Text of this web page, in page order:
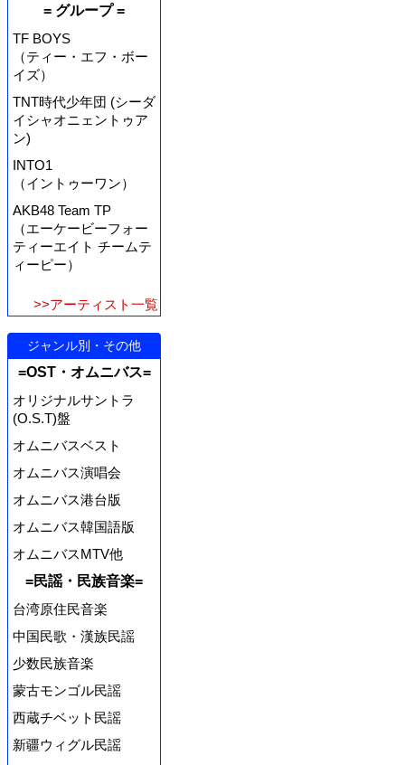
= グループ =
TF BOYS
（ティー・エフ・ボー
イズ）
TNT時代少年団 (シーダ
イシャオニェントゥア
ン)
INTO1
（イントゥーワン）
AKB48 Team TP
（エーケービーフォー
ティーエイト チームテ
ィーピー）
>>アーティスト一覧
ジャンル別・その他
=OST・オムニバス=
オリジナルサントラ
(O.S.T)盤
オムニバスベスト
オムニバス演唱会
オムニバス港台版
オムニバス韓国語版
オムニバスMTV他
=民謡・民族音楽=
台湾原住民音楽
中国民歌・漢族民謡
少数民族音楽
蒙古モンゴル民謡
西蔵チベット民謡
新疆ウィグル民謡